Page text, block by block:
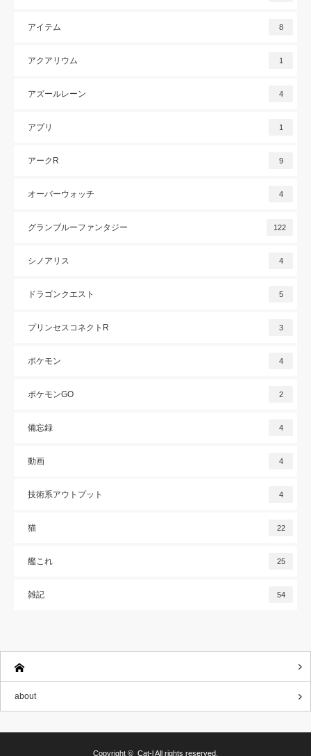
アイテム 8
アクアリウム 1
アズールレーン 4
アプリ 1
アークR 9
オーバーウォッチ 4
グランブルーファンタジー 122
シノアリス 4
ドラゴンクエスト 5
プリンセスコネクトR 3
ポケモン 4
ポケモンGO 2
備忘録 4
動画 4
技術系アウトプット 4
猫 22
艦これ 25
雑記 54
about
Copyright © Cat-l All rights reserved.